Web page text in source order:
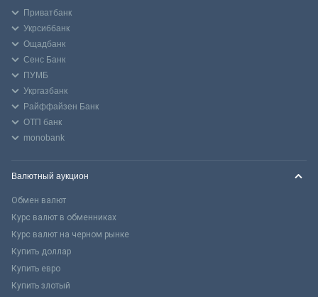
Приватбанк
Укрсиббанк
Ощадбанк
Сенс Банк
ПУМБ
Укргазбанк
Райффайзен Банк
ОТП банк
monobank
Валютный аукцион
Обмен валют
Курс валют в обменниках
Курс валют на черном рынке
Купить доллар
Купить евро
Купить злотый